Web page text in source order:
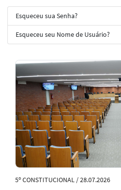
Esqueceu sua Senha?
Esqueceu seu Nome de Usuário?
Notícias
em
Destaque
5º CONSTITUCIONAL / 28.07.2026